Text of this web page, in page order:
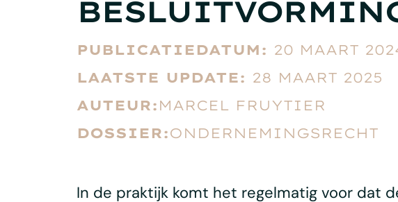
PUBLICATIEDATUM: 20 MAART
LAATSTE UPDATE: 28 MAART 2025
AUTEUR: MARCEL FRUYTIER
DOSSIER:ONDERNEMINGSRECHT
In de praktijk komt het regelmatig voor dat